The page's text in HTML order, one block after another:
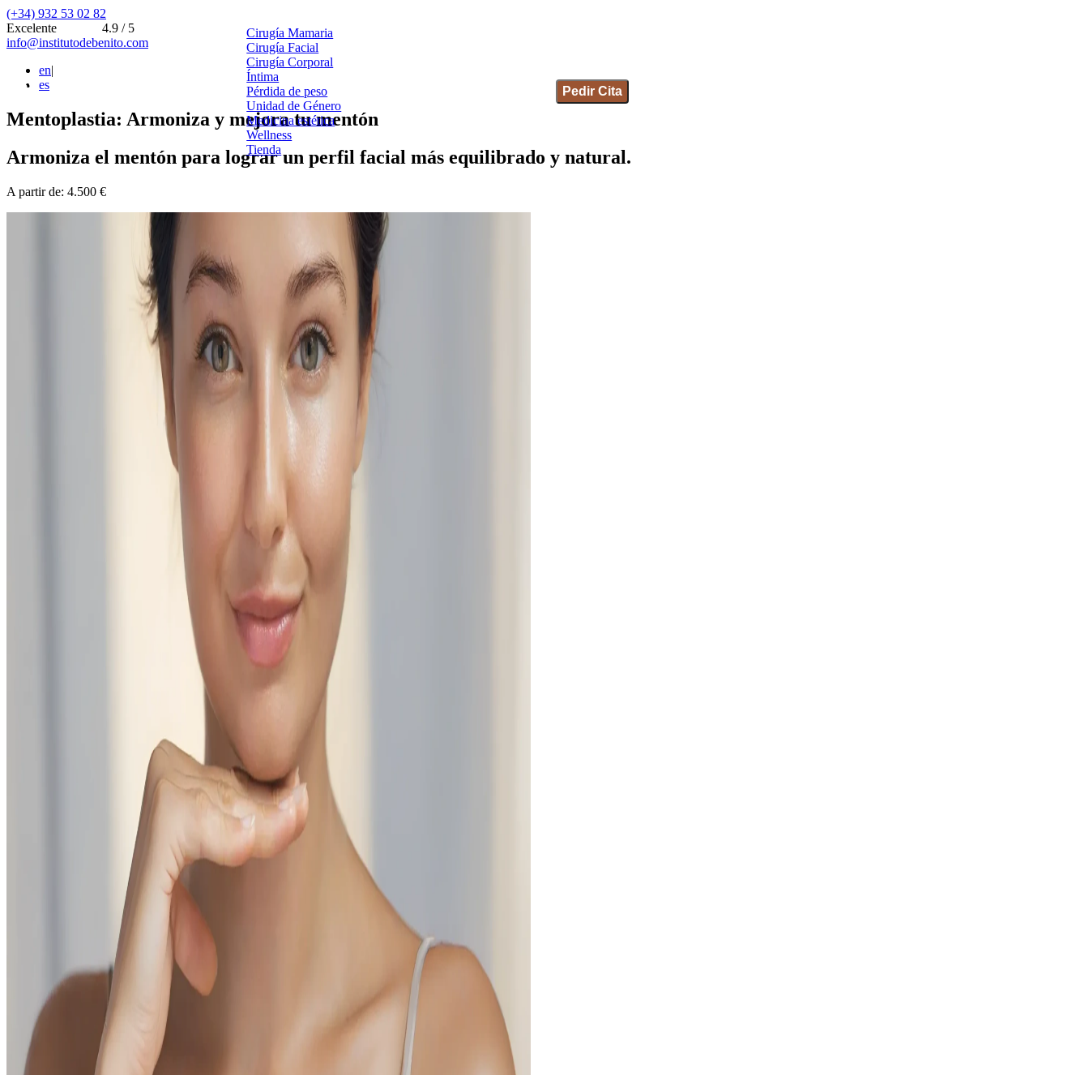
(+34) 932 53 02 82
Excelente
4.9 / 5
info@institutodebenito.com
en|
es
Cirugía Mamaria
Cirugía Facial
Cirugía Corporal
Íntima
Pérdida de peso
Unidad de Género
Medicina estética
Wellness
Tienda
Pedir Cita
Mentoplastia: Armoniza y mejora tu mentón
Armoniza el mentón para lograr un perfil facial más equilibrado y natural.
A partir de: 4.500 €